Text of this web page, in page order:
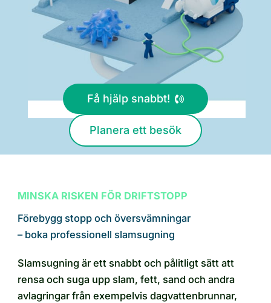
Få hjälp snabbt!
Planera ett besök
MINSKA RISKEN FÖR DRIFTSTOPP
Förebygg stopp och översvämningar
– boka professionell slamsugning
Slamsugning är ett snabbt och pålitligt sätt att
rensa och suga upp slam, fett, sand och andra
avlagringar från exempelvis dagvattenbrunnar,